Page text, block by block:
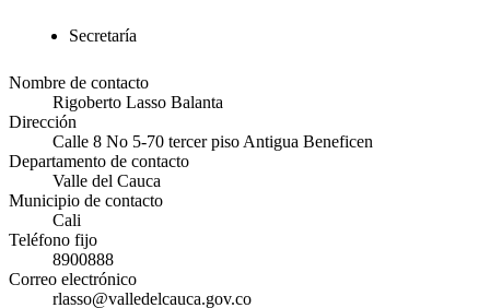
Secretaría
Nombre de contacto
Rigoberto Lasso Balanta
Dirección
Calle 8 No 5-70 tercer piso Antigua Beneficen
Departamento de contacto
Valle del Cauca
Municipio de contacto
Cali
Teléfono fijo
8900888
Correo electrónico
rlasso@valledelcauca.gov.co